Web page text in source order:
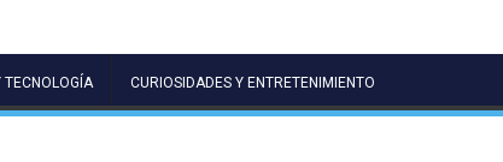
TECNOLOGÍA CURIOSIDADES Y ENTRETENIMIENTO